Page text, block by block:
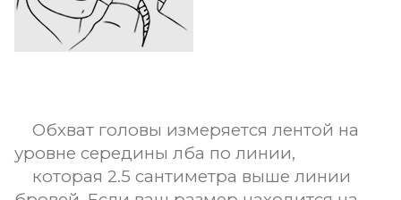
Обхват головы измеряется лентой на
уровне середины лба по линии,
которая 2.5 сантиметра выше линии